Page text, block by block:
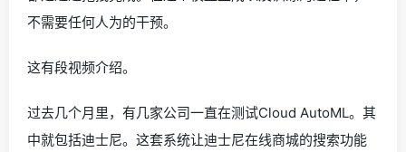
不需要任何人为的干预。
这有段视频介绍。
过去几个月里，有几家公司一直在测试Cloud AutoML。其
中就包括迪士尼。这套系统让迪士尼在线商城的搜索功能